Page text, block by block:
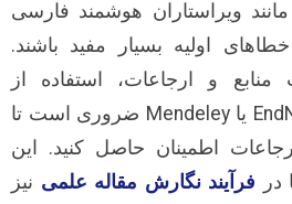
ویراستاران هوشمند فارسی
اولیه بسیار مفید باشند.
و ارجاعات، استفاده از
نرم‌افزارهایی چون EndNote یا Mendeley ضروری است تا
اطمینان حاصل کنید. این
در فرآیند نگارش مقاله علمی نیز